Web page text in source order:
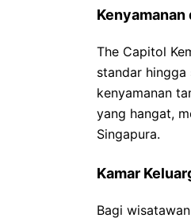
Kenyamanan
The Capitol
standar
kenyamanan
yang hangat,
Singapura.
Kamar
Bagi